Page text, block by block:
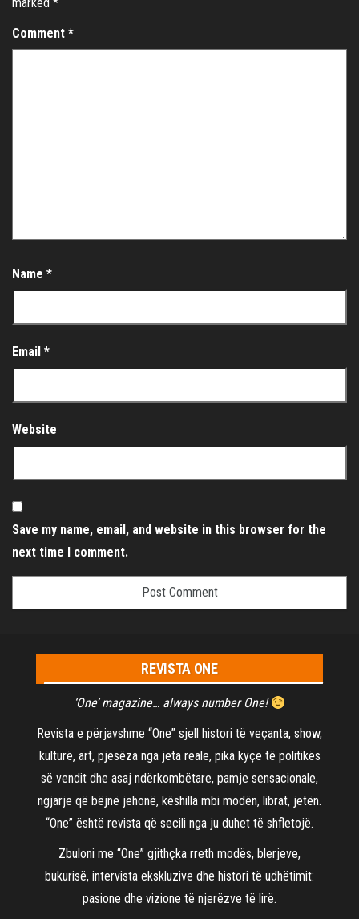
marked *
Comment *
Name *
Email *
Website
Save my name, email, and website in this browser for the
next time I comment.
REVISTA ONE
‘One’ magazine… always number One!
Revista e përjavshme “One” sjell histori të veçanta, show,
kulturë, art, pjesëza nga jeta reale, pika kyçe të politikës
së vendit dhe asaj ndërkombëtare, pamje sensacionale,
ngjarje që bëjnë jehonë, këshilla mbi modën, librat, jetën.
“One” është revista që secili nga ju duhet të shfletojë.
Zbuloni me “One” gjithçka rreth modës, blerjeve,
bukurisë, intervista ekskluzive dhe histori të udhëtimit:
pasione dhe vizione të njerëzve të lirë.